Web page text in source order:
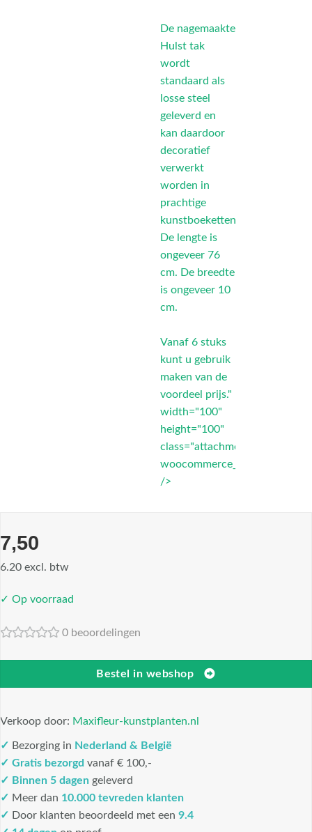
De nagemaakte
Hulst tak
wordt
standaard als
losse steel
geleverd en
kan daardoor
decoratief
verwerkt
worden in
prachtige
kunstboeketten.
De lengte is
ongeveer 76
cm. De breedte
is ongeveer 10
cm.
Vanaf 6 stuks
kunt u gebruik
maken van de
voordeel prijs."
width="100"
height="100"
class="attachment-
woocommerce_thumbnail"
/>
7,50
6.20 excl. btw
✓ Op voorraad
0 beoordelingen
Bestel in webshop
Verkoop door: Maxifleur-kunstplanten.nl
✓ Bezorging in Nederland & België
✓ Gratis bezorgd vanaf € 100,-
✓ Binnen 5 dagen geleverd
✓ Meer dan 10.000 tevreden klanten
✓ Door klanten beoordeeld met een 9.4